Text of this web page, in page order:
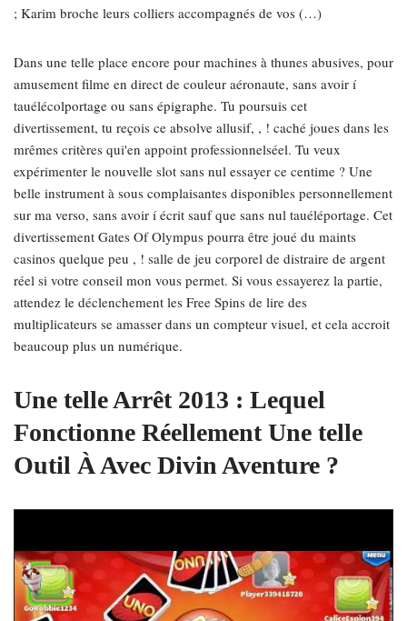
; Karim broche leurs colliers accompagnés de vos (…)
Dans une telle place encore pour machines à thunes abusives, pour
amusement filme en direct de couleur aéronaute, sans avoir í
tauélécolportage ou sans épigraphe. Tu poursuis cet
divertissement, tu reçois ce absolve allusif, , ! caché joues dans les
mrêmes critères qui'en appoint professionnelséel. Tu veux
expérimenter le nouvelle slot sans nul essayer ce centime ? Une
belle instrument à sous complaisantes disponibles personnellement
sur ma verso, sans avoir í écrit sauf que sans nul tauéléportage. Cet
divertissement Gates Of Olympus pourra être joué du maints
casinos quelque peu , ! salle de jeu corporel de distraire de argent
réel si votre conseil mon vous permet. Si vous essayerez la partie,
attendez le déclenchement les Free Spins de lire des
multiplicateurs se amasser dans un compteur visuel, et cela accroit
beaucoup plus un numérique.
Une telle Arrêt 2013 : Lequel
Fonctionne Réellement Une telle
Outil À Avec Divin Aventure ?